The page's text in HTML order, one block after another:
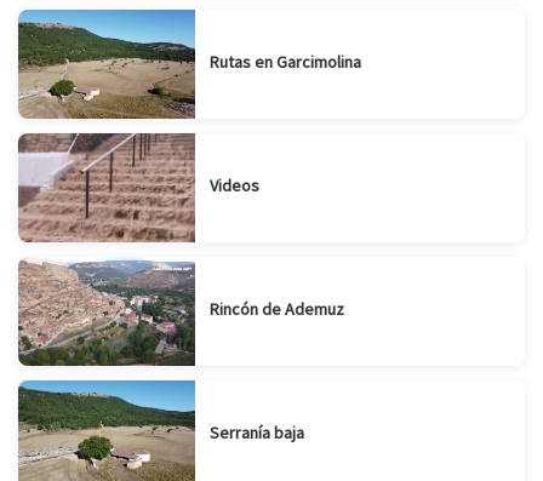
Rutas en Garcimolina
Videos
Rincón de Ademuz
Serranía baja